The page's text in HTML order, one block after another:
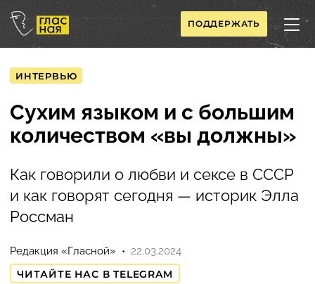
ПОДДЕРЖАТЬ
ИНТЕРВЬЮ
Сухим языком и с большим
количеством «вы должны»
Как говорили о любви и сексе в СССР
и как говорят сегодня — историк Элла
Россман
Редакция «Гласной»
22.03.2024
ЧИТАЙТЕ НАС В TELEGRAM